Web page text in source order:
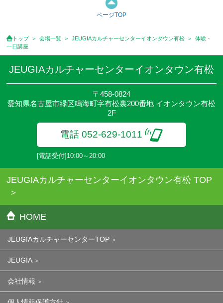
ページTOP
トップ 会場一覧 JEUGIAカルチャーセンターイオンタウン有松
体験・
一日講座
JEUGIAカルチャーセンターイオンタウン有松
〒458-0824
愛知県名古屋市緑区鳴海町字有松裏200番地 イオンタウン有松
2F
電話 052-629-1011
[電話受付]10:00～20:00
JEUGIAカルチャーセンターイオンタウン有松 TOP
HOME
JEUGIAカルチャーセンターTOP
JEUGIA
会社情報